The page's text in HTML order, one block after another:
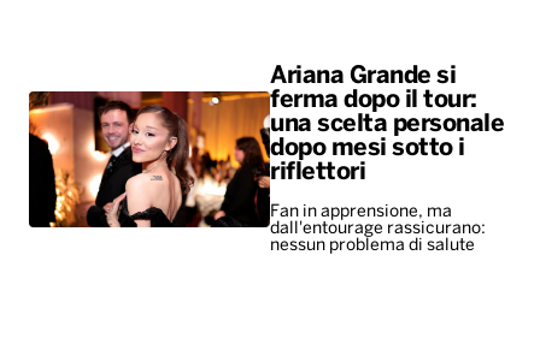
Ariana Grande si
ferma dopo il tour:
una scelta personale
dopo mesi sotto i
riflettori
Fan in apprensione, ma
dall'entourage rassicurano:
nessun problema di salute